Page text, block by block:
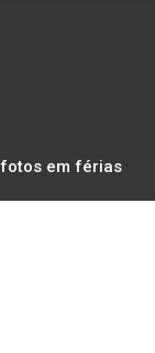
em férias